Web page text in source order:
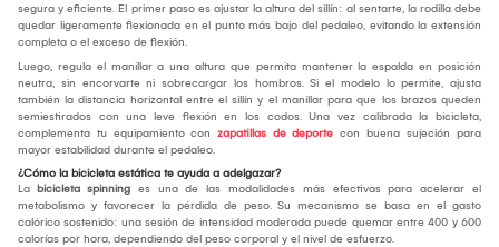
segura y eficiente. El primer paso es ajustar la altura del sillín: al sentarte, la rodilla debe
quedar ligeramente flexionada en el punto más bajo del pedaleo, evitando la extensión
completa o el exceso de flexión.
Luego, regula el manillar a una altura que permita mantener la espalda en posición
neutra, sin encorvarte ni sobrecargar los hombros. Si el modelo lo permite, ajusta
también la distancia horizontal entre el sillín y el manillar para que los brazos queden
semiestirados con una leve flexión en los codos. Una vez calibrada la bicicleta,
complementa tu equipamiento con zapatillas de deporte con buena sujeción para
mayor estabilidad durante el pedaleo.
¿Cómo la bicicleta estática te ayuda a adelgazar?
La bicicleta spinning es una de las modalidades más efectivas para acelerar el
metabolismo y favorecer la pérdida de peso. Su mecanismo se basa en el gasto
calórico sostenido: una sesión de intensidad moderada puede quemar entre 400 y 600
calorías por hora, dependiendo del peso corporal y el nivel de esfuerzo.